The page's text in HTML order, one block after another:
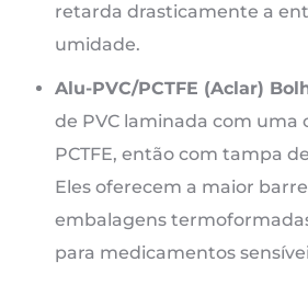
retarda drasticamente a
umidade.
Alu-PVC/PCTFE (Aclar)
de PVC laminada com uma
PCTFE, então com tampa
Eles oferecem a maior
embalagens
para medicamentos